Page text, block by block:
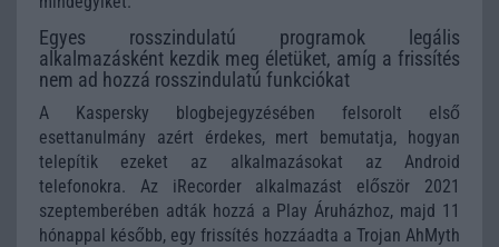
Egyes rosszindulatú programok legális
alkalmazásként kezdik meg életüket, amíg a frissítés
nem ad hozzá rosszindulatú funkciókat
A Kaspersky blogbejegyzésében felsorolt első
esettanulmány azért érdekes, mert bemutatja, hogyan
telepítik ezeket az alkalmazásokat az Android
telefonokra. Az iRecorder alkalmazást először 2021
szeptemberében adták hozzá a Play Áruházhoz, majd 11
hónappal később, egy frissítés hozzáadta a Trojan AhMyth